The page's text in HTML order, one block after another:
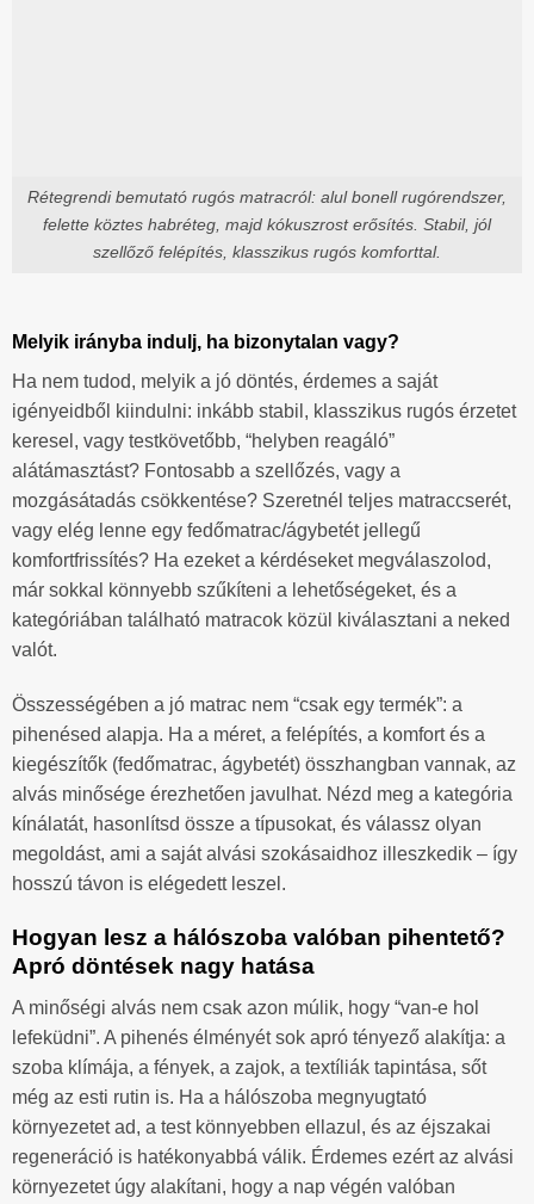
Rétegrendi bemutató rugós matracról: alul bonell rugórendszer,
felette köztes habréteg, majd kókuszrost erősítés. Stabil, jól
szellőző felépítés, klasszikus rugós komforttal.
Melyik irányba indulj, ha bizonytalan vagy?
Ha nem tudod, melyik a jó döntés, érdemes a saját
igényeidből kiindulni: inkább stabil, klasszikus rugós érzetet
keresel, vagy testkövetőbb, “helyben reagáló”
alátámasztást? Fontosabb a szellőzés, vagy a
mozgásátadás csökkentése? Szeretnél teljes matraccserét,
vagy elég lenne egy fedőmatrac/ágybetét jellegű
komfortfrissítés? Ha ezeket a kérdéseket megválaszolod,
már sokkal könnyebb szűkíteni a lehetőségeket, és a
kategóriában található matracok közül kiválasztani a neked
valót.
Összességében a jó matrac nem “csak egy termék”: a
pihenésed alapja. Ha a méret, a felépítés, a komfort és a
kiegészítők (fedőmatrac, ágybetét) összhangban vannak, az
alvás minősége érezhetően javulhat. Nézd meg a kategória
kínálatát, hasonlítsd össze a típusokat, és válassz olyan
megoldást, ami a saját alvási szokásaidhoz illeszkedik – így
hosszú távon is elégedett leszel.
Hogyan lesz a hálószoba valóban pihentető?
Apró döntések nagy hatása
A minőségi alvás nem csak azon múlik, hogy “van-e hol
lefeküdni”. A pihenés élményét sok apró tényező alakítja: a
szoba klímája, a fények, a zajok, a textíliák tapintása, sőt
még az esti rutin is. Ha a hálószoba megnyugtató
környezetet ad, a test könnyebben ellazul, és az éjszakai
regeneráció is hatékonyabbá válik. Érdemes ezért az alvási
környezetet úgy alakítani, hogy a nap végén valóban